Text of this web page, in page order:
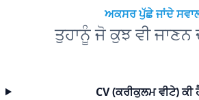
ਅਕਸਰ ਪੁੱਛੇ ਜਾਂਦੇ
ਤੁਹਾਨੂੰ ਜੋ ਕੁਝ ਵੀ ਜਾਣਨ
CV (ਕਰੀਕੁਲਮ ਵੀਟੇ) ਕੀ